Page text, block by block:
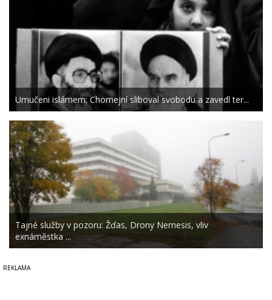
Umučeni islámem: Chomejní sliboval svobodu a zavedl ter...
Tajné služby v pozoru: Žďas, Drony Nemesis, vliv
exnáměstka ...